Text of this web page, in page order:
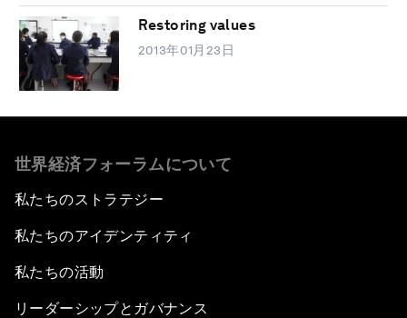
Restoring values
2013年01月23日
世界経済フォーラムについて
私たちのストラテジー
私たちのアイデンティティ
私たちの活動
リーダーシップとガバナンス